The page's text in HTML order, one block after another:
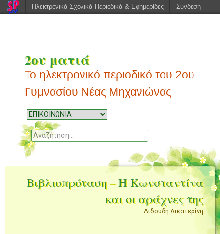
2ου ματιά
Το ηλεκτρονικό περιοδικό του 2ου
Γυμνασίου Νέας Μηχανιώνας
Μενού
Μεταπηδήστε
στο
περιεχόμενο
Αναζητηση
Βιβλιοπρόταση – Η Κωνσταντίνα
και οι αράχνες της
Διδούδη Αικατερίνη
Ηλεκτρονικά Σχολικά Περιοδικά & Εφημερίδες Σύνδεση